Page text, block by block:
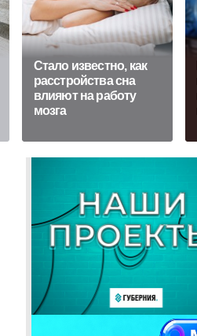
Стало известно, как
расстройства сна
влияют на работу
мозга